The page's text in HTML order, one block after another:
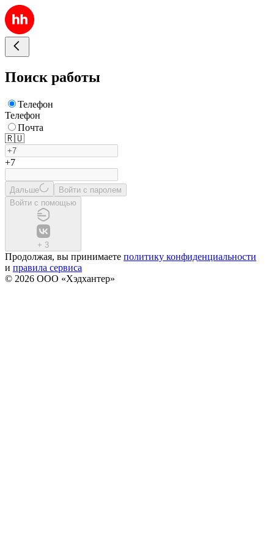
Поиск работы
Телефон
Телефон
Почта
🇷🇺
+7
Дальше
Войти с паролем
Войти с помощью
+ 3
Продолжая, вы принимаете политику конфиденциальности
и правила сервиса
© 2026 ООО «Хэдхантер»